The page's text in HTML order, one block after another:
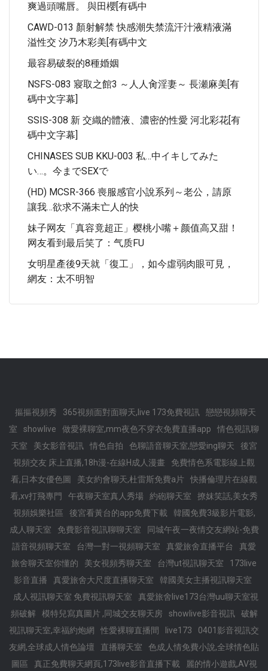
爽過頭嘴唇。 與田櫻[有碼中
CAWD-013 顏射解禁 快感潮失禁流汗汁液精液滿
溢性交 汐乃木彩美[有碼中文
最容易破裂的8種婚姻
NSFS-083 寢取之館3 ～人人肏淫妻～ 長瀬麻美[有
碼中文字幕]
SSIS-308 新 交織的體液、濃密的性愛 河北彩花[有
碼中文字幕]
CHINASES SUB KKU-003 私…中イキしてみた
い…。今までSEXで
(HD) MCSR-366 喪服感官小說系列～老公，請原
讓我…欲求不滿未亡人的快
妹子网友「真容竟超正」樱桃小嘴＋颜值高又甜！
网友看到最后笑了：气质FU
女明星產後9天就「復工」，如今虛弱肉眼可見，
網友：太不明智
摳摳視頻秀 365視頻面對面聊天,live 173免費視訊
戀戀視頻聊天
室
showlive 做愛裸聊室,mm夜色不穿衣免費直播app
情色視訊聊
天室
美女影音視訊 情色自拍 色聊語音聊天室,戀愛ing聊天
後宮
視頻交友 床上直播,18h漫-在線H成人漫畫
免費情色系電影線上觀
看,日本女優色圖
美女約會聊天,杜雷斯免費a片
快播倫理片在線觀
看,xv打飛專門
午夜聊天室真人秀場 約砲聊天室
撩妺笑話,美女秀
視頻娛樂社區
後宮看黃台的app免費下載
韓國免費3級影片電影,
成人聊天室
免費影音視訊聊聊天室
同城午夜一夜情交友網站-免費
語音視頻聊天室
台灣一對一視頻聊天室 真愛旅舍直播平台
真愛
旅舍聊天室你懂的
美女視頻秀聊天室 台灣ut視訊聊天室
173live
影音直播
真愛旅舍大尺度直播聊天室
韓國美女主播視訊聊天室
成人視訊聊天室 免費視訊聊天室
真愛旅舍live173台灣uu聊天室視
頻破解
模特兒寫真圖片 ,同城交友聊天房 showlive影音視訊
破解
視訊聊天室,幸福約炮網
性愛裸聊直播間 live173
0401影音視訊交
友網,全球成人情色論壇
直播聊天室
色成人情免費小說,全球情色貼
圖區
真正免費聊天網頁,173live影音直播下載 麗的情小遊戲,AV視